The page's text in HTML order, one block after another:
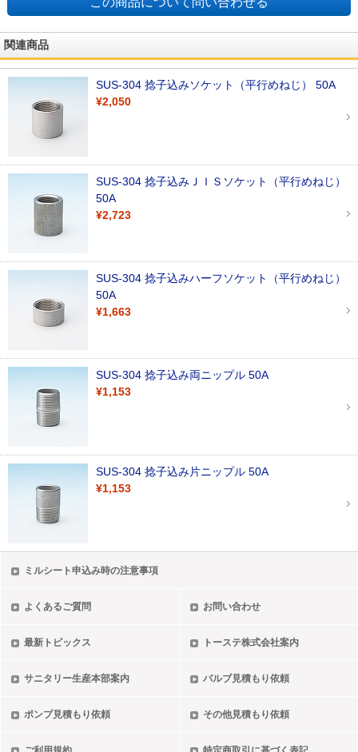
関連商品
SUS-304 捻子込みソケット（平行めねじ） 50A
¥2,050
SUS-304 捻子込みＪＩＳソケット（平行めねじ）
50A
¥2,723
SUS-304 捻子込みハーフソケット（平行めねじ）
50A
¥1,663
SUS-304 捻子込み両ニップル 50A
¥1,153
SUS-304 捻子込み片ニップル 50A
¥1,153
ミルシート申込み時の注意事項
よくあるご質問 お問い合わせ
最新トピックス トーステ株式会社案内
サニタリー生産本部案内 バルブ見積もり依頼
ポンプ見積もり依頼 その他見積もり依頼